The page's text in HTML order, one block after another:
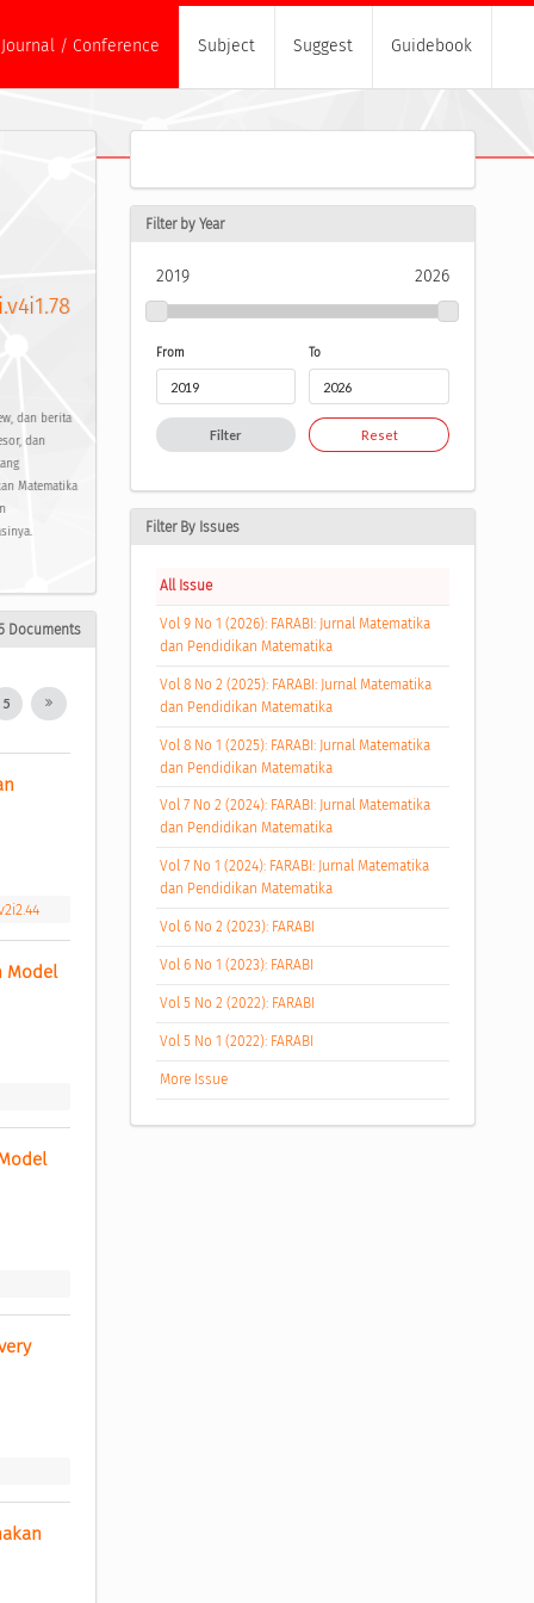
Journal / Conference Subject Suggest Guidebook
dan berita
dan
Matematika
Documents
5
Model
Filter by Year
2019 2026
From To
Filter Reset
Filter By Issues
All Issue
Vol 9 No 1 (2026): FARABI: Jurnal Matematika
dan Pendidikan Matematika
Vol 8 No 2 (2025): FARABI: Jurnal Matematika
dan Pendidikan Matematika
Vol 8 No 1 (2025): FARABI: Jurnal Matematika
dan Pendidikan Matematika
Vol 7 No 2 (2024): FARABI: Jurnal Matematika
dan Pendidikan Matematika
Vol 7 No 1 (2024): FARABI: Jurnal Matematika
dan Pendidikan Matematika
Vol 6 No 2 (2023): FARABI
Vol 6 No 1 (2023): FARABI
Vol 5 No 2 (2022): FARABI
Vol 5 No 1 (2022): FARABI
More Issue